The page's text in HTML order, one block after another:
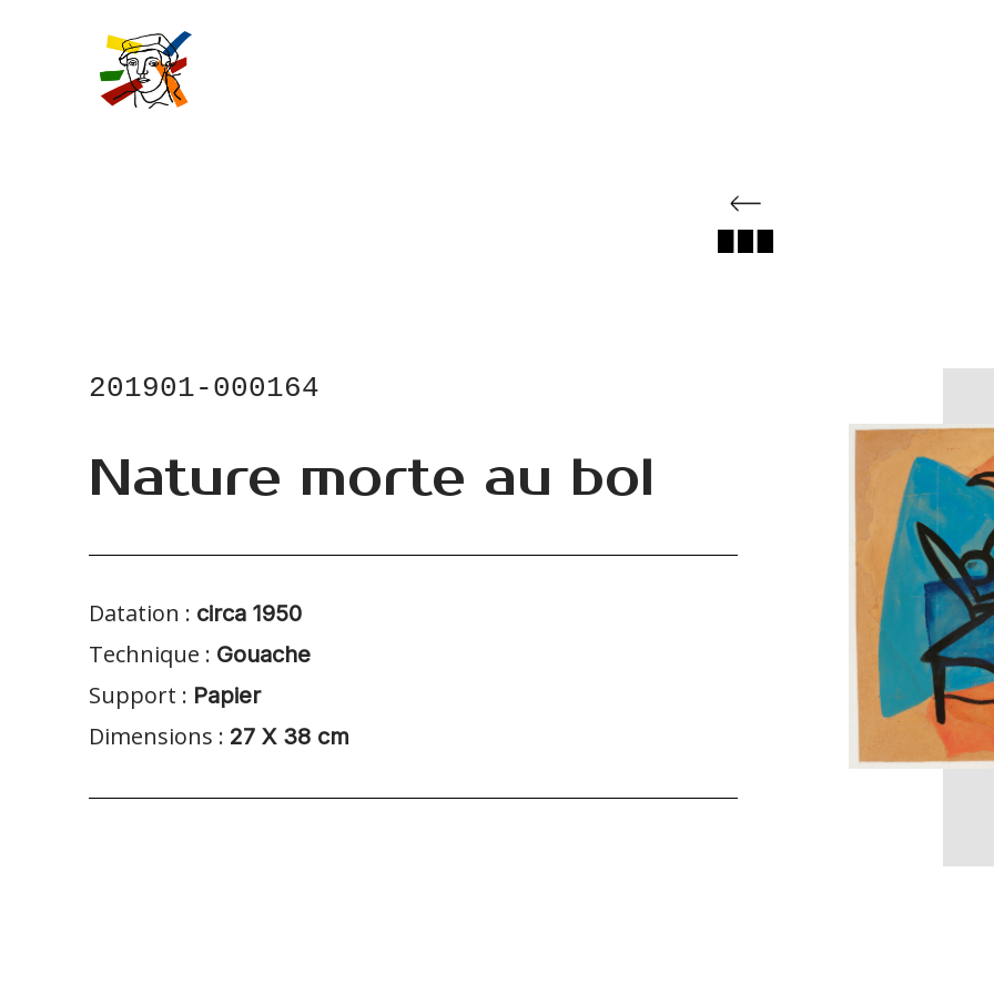
201901-000164
Nature morte au bol
Datation : circa 1950
Technique : Gouache
Support : Papier
Dimensions : 27 X 38 cm